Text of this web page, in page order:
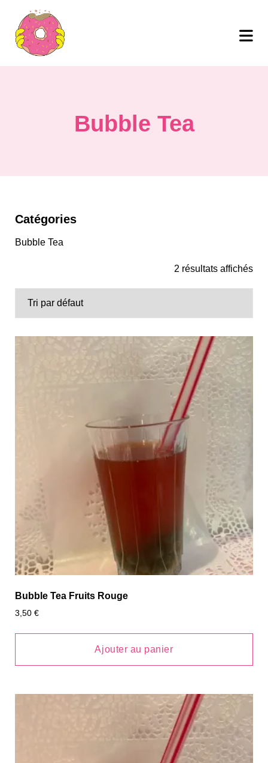
Bubble Tea
Catégories
Bubble Tea
2 résultats affichés
Bubble Tea Fruits Rouge
3,50 €
Ajouter au panier